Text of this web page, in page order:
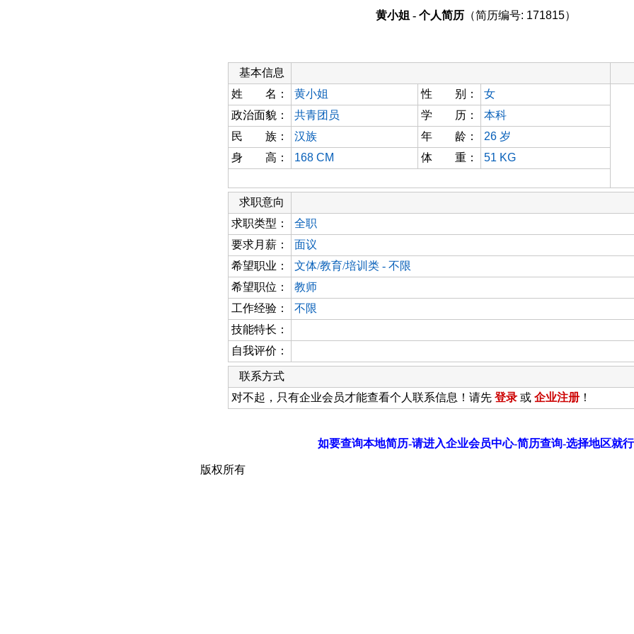
黄小姐 - 个人简历（简历编号: 171815）
基本信息
姓 名：
黄小姐 性 别：
女
政治面貌：
共青团员 学 历：
本科
民 族：
汉族 年 龄： 26 岁
身 高：
168 CM 体 重： 51 KG
求职意向
求职类型：
全职
要求月薪：
面议
希望职业：
文体/教育/培训类 - 不限
希望职位：
教师
工作经验：
不限
技能特长：
自我评价：
联系方式
对不起，只有企业会员才能查看个人联系信息！请先 登录 或 企业注册 ！
如要查询本地简历-请进入企业会员中心-简历查询-选择地区就行
版权所有